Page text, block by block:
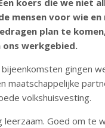
s
A
p
p
e
dI
n
l n
mensen voor wie
plan te
ons werkgebied.
gingen
maatschappelijke
volkshuisvesting.
leerzaam. Goed om te